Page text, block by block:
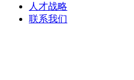
人才战略
联系我们